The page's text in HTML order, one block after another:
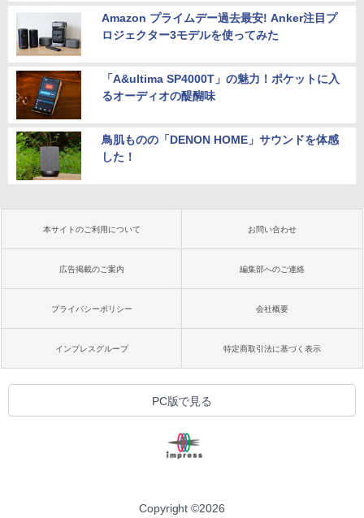
Amazon プライムデー過去最安! Anker注目プ
ロジェクター3モデルを使ってみた
「A&ultima SP4000T」の魅力！ポケットに入
るオーディオの醍醐味
鳥肌ものの「DENON HOME」サウンドを体感
した！
本サイトのご利用について お問い合わせ
広告掲載のご案内 編集部へのご連絡
プライバシーポリシー 会社概要
インプレスグループ 特定商取引法に基づく表示
PC版で見る
Copyright ©2026